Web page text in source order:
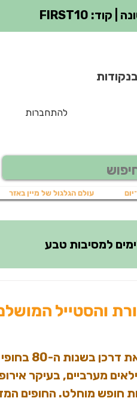
להתחברות
עולם הגלגול של מיין באזר
למסיבות טבע
בגדי נשים
והסטייל
מסיבות טבע, כפי שאנחנו מכירים אותן
מערביים, בעיקר
חופש מוחלט. החופים